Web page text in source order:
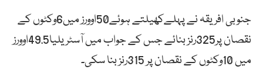
جنوبی افریقہ نے پہلےکھیلتے ہوئے50اوورز میں6وکٹوں کے
نقصان پر325رنز بنائے جس کے جواب میں آسٹریلیا49.5اوورز
میں 10وکٹوں کے نقصان پر 315رنز بنا سکی۔